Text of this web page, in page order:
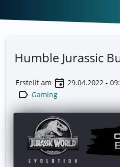
Humble Jurassic
Erstellt am event 29.04.2022 -
label Gaming